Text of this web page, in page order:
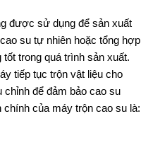
được sử dụng để sản xuất
cao su tự nhiên hoặc tổng hợp
trong quá trình sản xuất.
tiếp tục trộn vật liệu cho
để đảm bảo cao su
của máy trộn cao su là: